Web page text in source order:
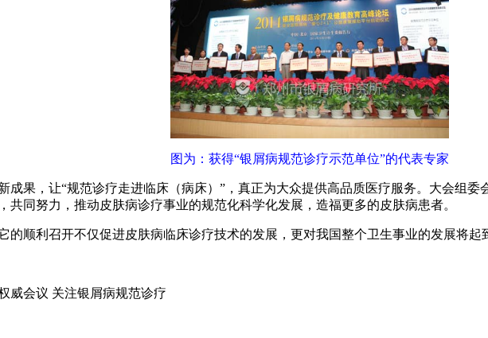
图为：获得“银屑病规范诊疗示范单位”的代表专家
成果，让“规范诊疗走进临床（病床）”，真正为大众提供高品质医疗服务。大会组
共同努力，推动皮肤病诊疗事业的规范化科学化发展，造福更多的皮肤病患者。
的顺利召开不仅促进皮肤病临床诊疗技术的发展，更对我国整个卫生事业的发展将起
威会议 关注银屑病规范诊疗